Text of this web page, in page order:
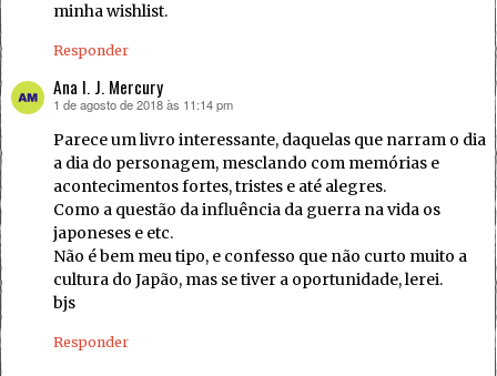
minha wishlist.
Responder
Ana I. J. Mercury
disse:
1 de agosto de 2018 às 11:14 pm
Parece um livro interessante, daquelas que narram o dia
a dia do personagem, mesclando com memórias e
acontecimentos fortes, tristes e até alegres.
Como a questão da influência da guerra na vida os
japoneses e etc.
Não é bem meu tipo, e confesso que não curto muito a
cultura do Japão, mas se tiver a oportunidade, lerei.
bjs
Responder